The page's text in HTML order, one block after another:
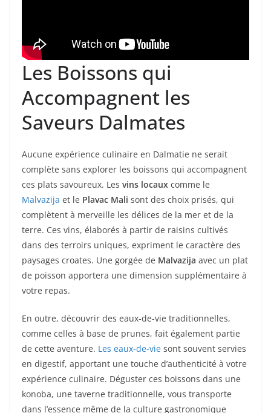
Les Boissons qui
Accompagnent les
Saveurs Dalmates
Aucune expérience culinaire en Dalmatie ne serait
complète sans explorer les boissons qui accompagnent
ces plats savoureux. Les vins locaux comme le
Malvazija et le Plavac Mali sont des choix prisés, qui
complètent à merveille les délices de la mer et de la
terre. Ces vins, élaborés à partir de raisins cultivés
dans des terroirs uniques, expriment le caractère des
paysages croates. Une gorgée de Malvazija avec un plat
de poisson apportera une dimension supplémentaire à
votre repas.
En outre, découvrir des eaux-de-vie traditionnelles,
comme celles à base de prunes, fait également partie
de cette aventure. Les eaux-de-vie sont souvent servies
en digestif, apportant une touche d’authenticité à votre
expérience culinaire. Déguster ces boissons dans une
konoba, une taverne traditionnelle, vous transporte
dans l’essence même de la culture gastronomique